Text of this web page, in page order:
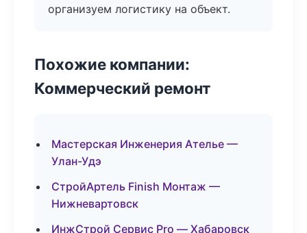
организуем логистику на объект.
Похожие компании:
Коммерческий ремонт
Мастерская Инженерия Ателье —
Улан-Удэ
СтройАртель Finish Монтаж —
Нижневартовск
ИнжСтрой Сервис Pro — Хабаровск